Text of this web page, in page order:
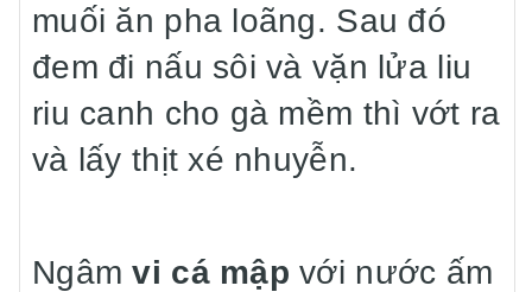
muối ăn pha loãng. Sau đó
đem đi nấu sôi và vặn lửa liu
riu canh cho gà mềm thì vớt ra
và lấy thịt xé nhuyễn.
Ngâmvi cá mập với nước ấm